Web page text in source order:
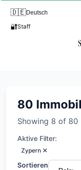
🇩🇪Deutsch
🔐Staff
80
Showing 8 of 80
Aktive Filter:
Zypern ×
Sortieren